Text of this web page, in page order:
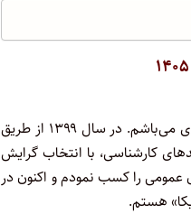
اینجانب محمدجواد خان‌احمدی، دانشجوی ترم آخر گرایش حقوق عمومی در دانشگاه علوم قضایی و خدمات اداری می‌باشم. در سال ۱۳۹۹ از طریق
دانشگاه شده و در سال ۱۴۰۳، پس از گذراندن واحدهای کارشناسی، با انتخاب گرایش
نمودم و با لطف و کمک خداوند، رتبه ۳ آزمون دکتری حقوق عمومی را کسب نمودم و اکنون در
هستم.